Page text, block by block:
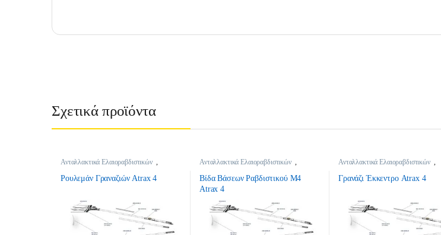
Σχετικά προϊόντα
Ανταλλακτικά Ελαιοραβδιστικών ,
Ρουλεμάν Γραναζιών Atrax 4
Ανταλλακτικά Ελαιοραβδιστικών ,
Βίδα Βάσεων Ραβδιστικού Μ4
Atrax 4
Ανταλλακτικά Ελαιοραβδιστικών ,
Γρανάζι Έκκεντρο Atrax 4